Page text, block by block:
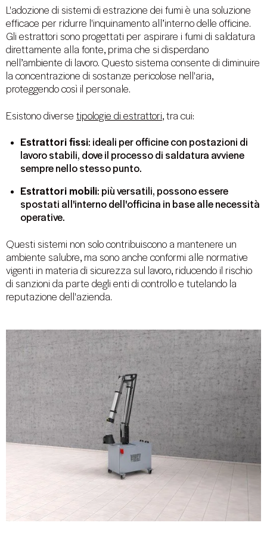
L'adozione di sistemi di estrazione dei fumi è una soluzione
efficace per ridurre l'inquinamento all’interno delle officine.
Gli estrattori sono progettati per aspirare i fumi di saldatura
direttamente alla fonte, prima che si disperdano
nell’ambiente di lavoro. Questo sistema consente di diminuire
la concentrazione di sostanze pericolose nell'aria,
proteggendo così il personale.
Esistono diverse tipologie di estrattori, tra cui:
Estrattori fissi: ideali per officine con postazioni di
lavoro stabili, dove il processo di saldatura avviene
sempre nello stesso punto.
Estrattori mobili: più versatili, possono essere
spostati all'interno dell'officina in base alle necessità
operative.
Questi sistemi non solo contribuiscono a mantenere un
ambiente salubre, ma sono anche conformi alle normative
vigenti in materia di sicurezza sul lavoro, riducendo il rischio
di sanzioni da parte degli enti di controllo e tutelando la
reputazione dell'azienda.